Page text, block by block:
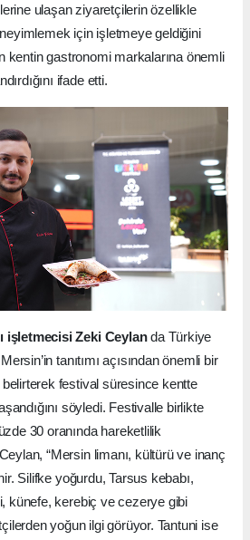
ulaşan ziyaretçilerin özellikle
için işletmeye geldiğini
kentin gastronomi markalarına önemli
ifade etti.
işletmecisi Zeki Ceylanda Türkiye
tanıtımı açısından önemli bir
festival süresince kentte
söyledi. Festivalle birlikte
30 oranında hareketlilik
“Mersin limanı, kültürü ve inanç
Silifke yoğurdu, Tarsus kebabı,
künefe, kerebiç ve cezerye gibi
yoğun ilgi görüyor. Tantuni ise